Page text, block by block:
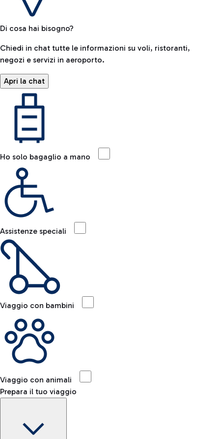
Di cosa hai bisogno?
Chiedi in chat tutte le informazioni su voli, ristoranti,
negozi e servizi in aeroporto.
Apri la chat
Ho solo bagaglio a mano
Assistenze speciali
Viaggio con bambini
Viaggio con animali
Prepara il tuo viaggio